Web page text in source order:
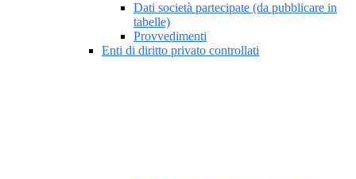
Dati società partecipate (da pubblicare in
tabelle)
Provvedimenti
Enti di diritto privato controllati